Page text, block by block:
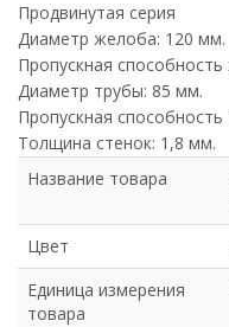
Продвинутая серия
Диаметр желоба: 120 мм.
Пропускная
Диаметр трубы: 85 мм.
Пропускная способность
Толщина стенок: 1,8 мм.
Название товара
Цвет
Единица измерения
товара